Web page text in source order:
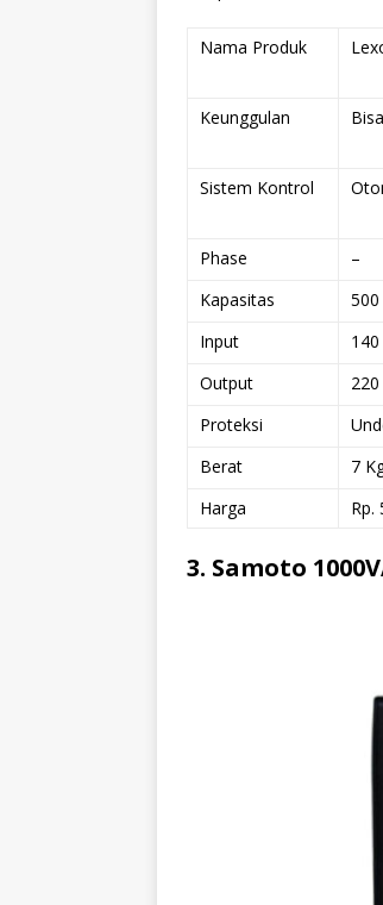
Nama Produk
Keunggulan
Sistem Kontrol
Phase
–
Kapasitas
500
Input
Output
220
Proteksi
Berat
7
Harga
Rp.
3. Samoto